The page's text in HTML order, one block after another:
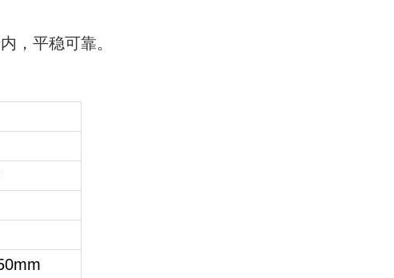
，平稳可靠。